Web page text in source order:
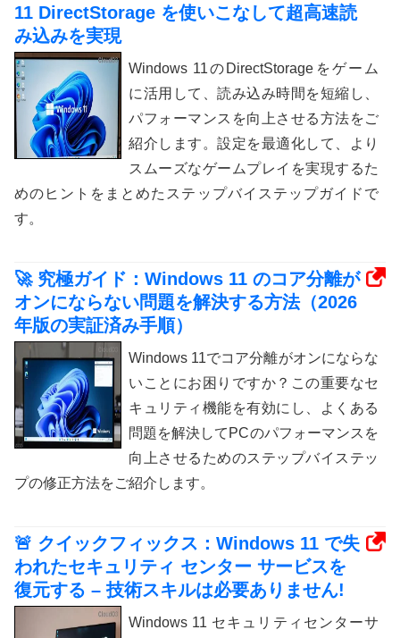
11 DirectStorage を使いこなして超高速読
み込みを実現
Windows 11のDirectStorageをゲーム
に活用して、読み込み時間を短縮し、
パフォーマンスを向上させる方法をご
紹介します。設定を最適化して、より
スムーズなゲームプレイを実現するた
めのヒントをまとめたステップバイステップガイドで
す。
🚀 究極ガイド：Windows 11 のコア分離が
オンにならない問題を解決する方法（2026
年版の実証済み手順）
Windows 11でコア分離がオンにならな
いことにお困りですか？この重要なセ
キュリティ機能を有効にし、よくある
問題を解決してPCのパフォーマンスを
向上させるためのステップバイステッ
プの修正方法をご紹介します。
🚨 クイックフィックス：Windows 11 で失
われたセキュリティ センター サービスを
復元する – 技術スキルは必要ありません!
Windows 11 セキュリティセンターサ